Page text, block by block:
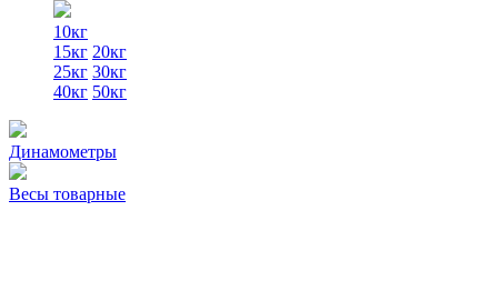
10кг
15кг 20кг
25кг 30кг
40кг 50кг
Динамометры
Весы товарные